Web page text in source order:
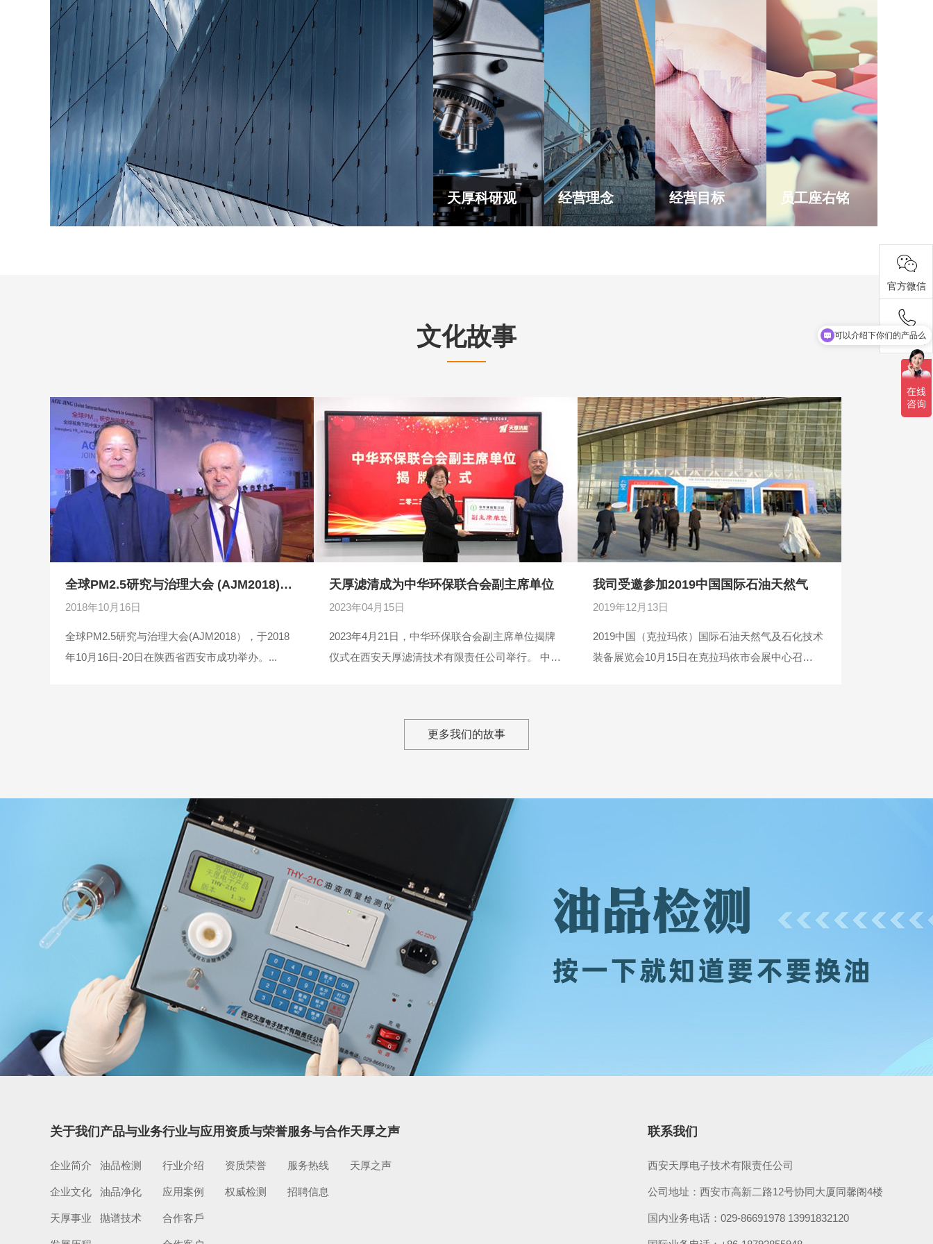
天厚科研观 经营理念 经营目标 员工座右铭
文化故事
全球PM2.5研究与治理大会 (AJM2018)在西安成功举办
2018年10月16日
全球PM2.5研究与治理大会(AJM2018），于2018
年10月16日-20日在陕西省西安市成功举办。...
天厚滤清成为中华环保联合会副主席单位
2023年04月15日
2023年4月21日，中华环保联合会副主席单位揭牌
仪式在西安天厚滤清技术有限责任公司举行。 中华
我司受邀参加2019中国国际石油天然气
2019年12月13日
2019中国（克拉玛依）国际石油天然气及石化技术
装备展览会10月15日在克拉玛依市会展中心召
更多我们的故事
关于我们
企业简介
企业文化
天厚事业
产品与业务
油品检测
油品净化
抛谱技术
行业与应用
行业介绍
应用案例
合作客戶
资质与荣誉
资质荣誉
权威检测
服务与合作
服务热线
招聘信息
天厚之声
天厚之声
联系我们
西安天厚电子技术有限责任公司
公司地址：西安市高新二路12号协同大厦同馨阁4楼
国内业务电话：029-86691978 13991832120
官方微信
联系电话
你们是怎么收费的呢